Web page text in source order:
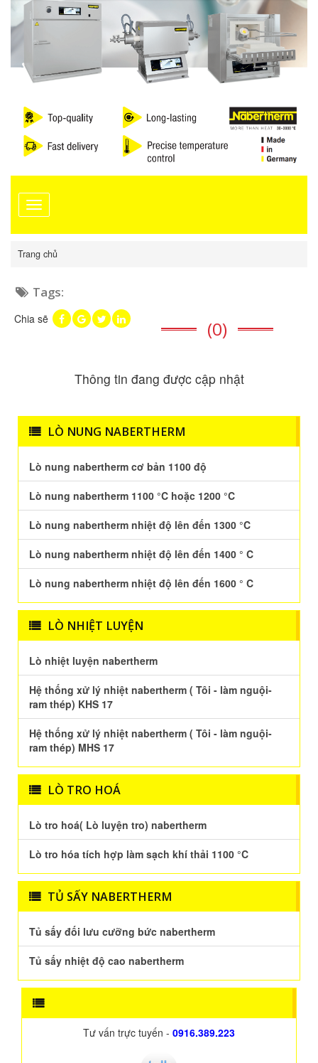
Toggle
navigation
Trang chủ
Tags:
(0)
Chia sẽ
Thông tin đang được cập nhật
LÒ NUNG NABERTHERM
Lò nung nabertherm cơ bản 1100 độ
Lò nung nabertherm 1100 °C hoặc 1200 °C
Lò nung nabertherm nhiệt độ lên đến 1300 °C
Lò nung nabertherm nhiệt độ lên đến 1400 ° C
Lò nung nabertherm nhiệt độ lên đến 1600 ° C
LÒ NHIỆT LUYỆN
Lò nhiệt luyện nabertherm
Hệ thống xử lý nhiệt nabertherm ( Tôi - làm nguội-
ram thép) KHS 17
Hệ thống xử lý nhiệt nabertherm ( Tôi - làm nguội-
ram thép) MHS 17
LÒ TRO HOÁ
Lò tro hoá( Lò luyện tro) nabertherm
Lò tro hóa tích hợp làm sạch khí thải 1100 °C
TỦ SẤY NABERTHERM
Tủ sấy đối lưu cưỡng bức nabertherm
Tủ sấy nhiệt độ cao nabertherm
Tư vấn trực tuyến - 0916.389.223